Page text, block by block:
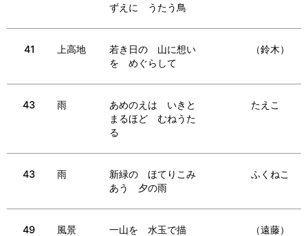
ずえに うたう鳥
41 上高地
若き日の 山に想い
を めぐらして
（鈴木）
43 雨
あめのえは いきと
まるほど むねうた
る
たえこ
43 雨
新緑の ほてりこみ
あう 夕の雨
ふくねこ
49 風景
一山を 水玉で描
（遠藤）